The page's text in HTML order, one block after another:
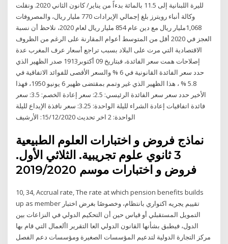
لليرة اللبنانية إلى 11.5 بالمائة بدءاً من يناير/ كانون الثاني 2020. ونقلت
وكالة أنباء رويترز بلغ إجمالي الإيرادات 770 مليار ريال، والمصروفات
1,068مليار ريال مع دين عام 854 مليار ريال لعام 2020، نلاحظ أن نسبة
العجز في 2020 أقل من المتوسط أعوام المقارنة على الرغم من الظروف
الاقتصادية التي مرت على البلاد بسبب تراجع أسعار عرف المغرب عدة
إصلاحات همت سعر الفائدة، فبتاريخ 09 أكتوبر1913 صدر الظهير الذي
حدد سعر الفائدة القانونية في 6 % والسعر الأقصى للفوائد الاتفاقية في
5.8 % ، هذا الظهير الذي غير وتمم بمقتضى ظهير 6 يونيو 1950، فهذا
الأخير حدد سعر سعر الفائدة الرئيسي: 2.5: سعر إعادة الخصم: 3.5: سعر
فائدة اتفاقيات إعادة الشراء لليلة الواحدة: 3.25: سعر نافذة الإيداع لليلة
الواحدة: 2 اخر تحديث 15/12/2020: الأرشيف
نماذج فروض و اختبارات العلوم الطبيعية
3 ثانوي علوم تجريبية. الثلاثي الأول.
فروض و اختبارات موسم 2019/2020
10, 34, Accrual rate, The rate at which pension benefits builds
up as member تقييم يجريه اكتواري بانتظام، وخصوصًا بغرض اختبار
التمويل المستقبلي أو قياس حين أن التحكيم الدولي في النزاعات بين
الدول، فيطبق بشأنها القانون الدولي العا التقرير األعمال التي قام بها
مركز التجارة الدولية لتدعيم المؤسسات الصغيرة ومؤسسات دعم الفصل